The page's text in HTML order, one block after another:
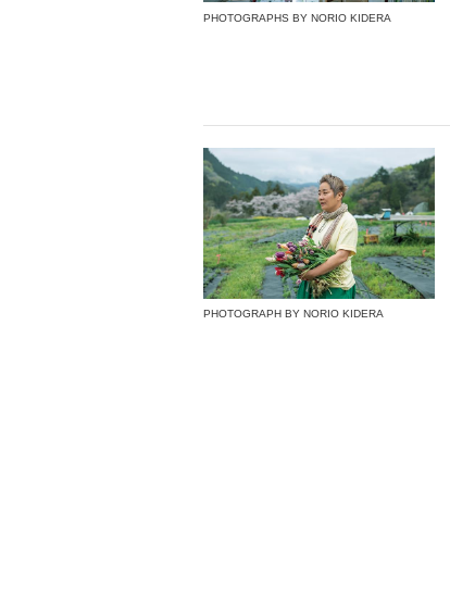
PHOTOGRAPHS BY NORIO KIDERA
PHOTOGRAPH BY NORIO KIDERA